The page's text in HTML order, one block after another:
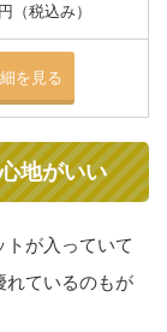
（税込み）
を見る
地がいい
が入っていて
れているのもが